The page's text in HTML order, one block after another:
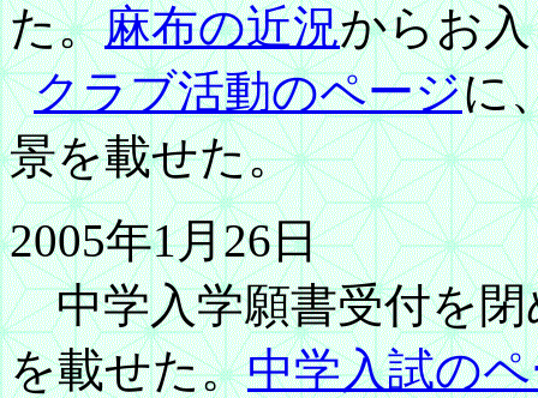
た。麻布の近況からお
クラブ活動のページに
景を載せた。
2005年1月26日
中学入学願書受付を閉
を載せた。中学入試の